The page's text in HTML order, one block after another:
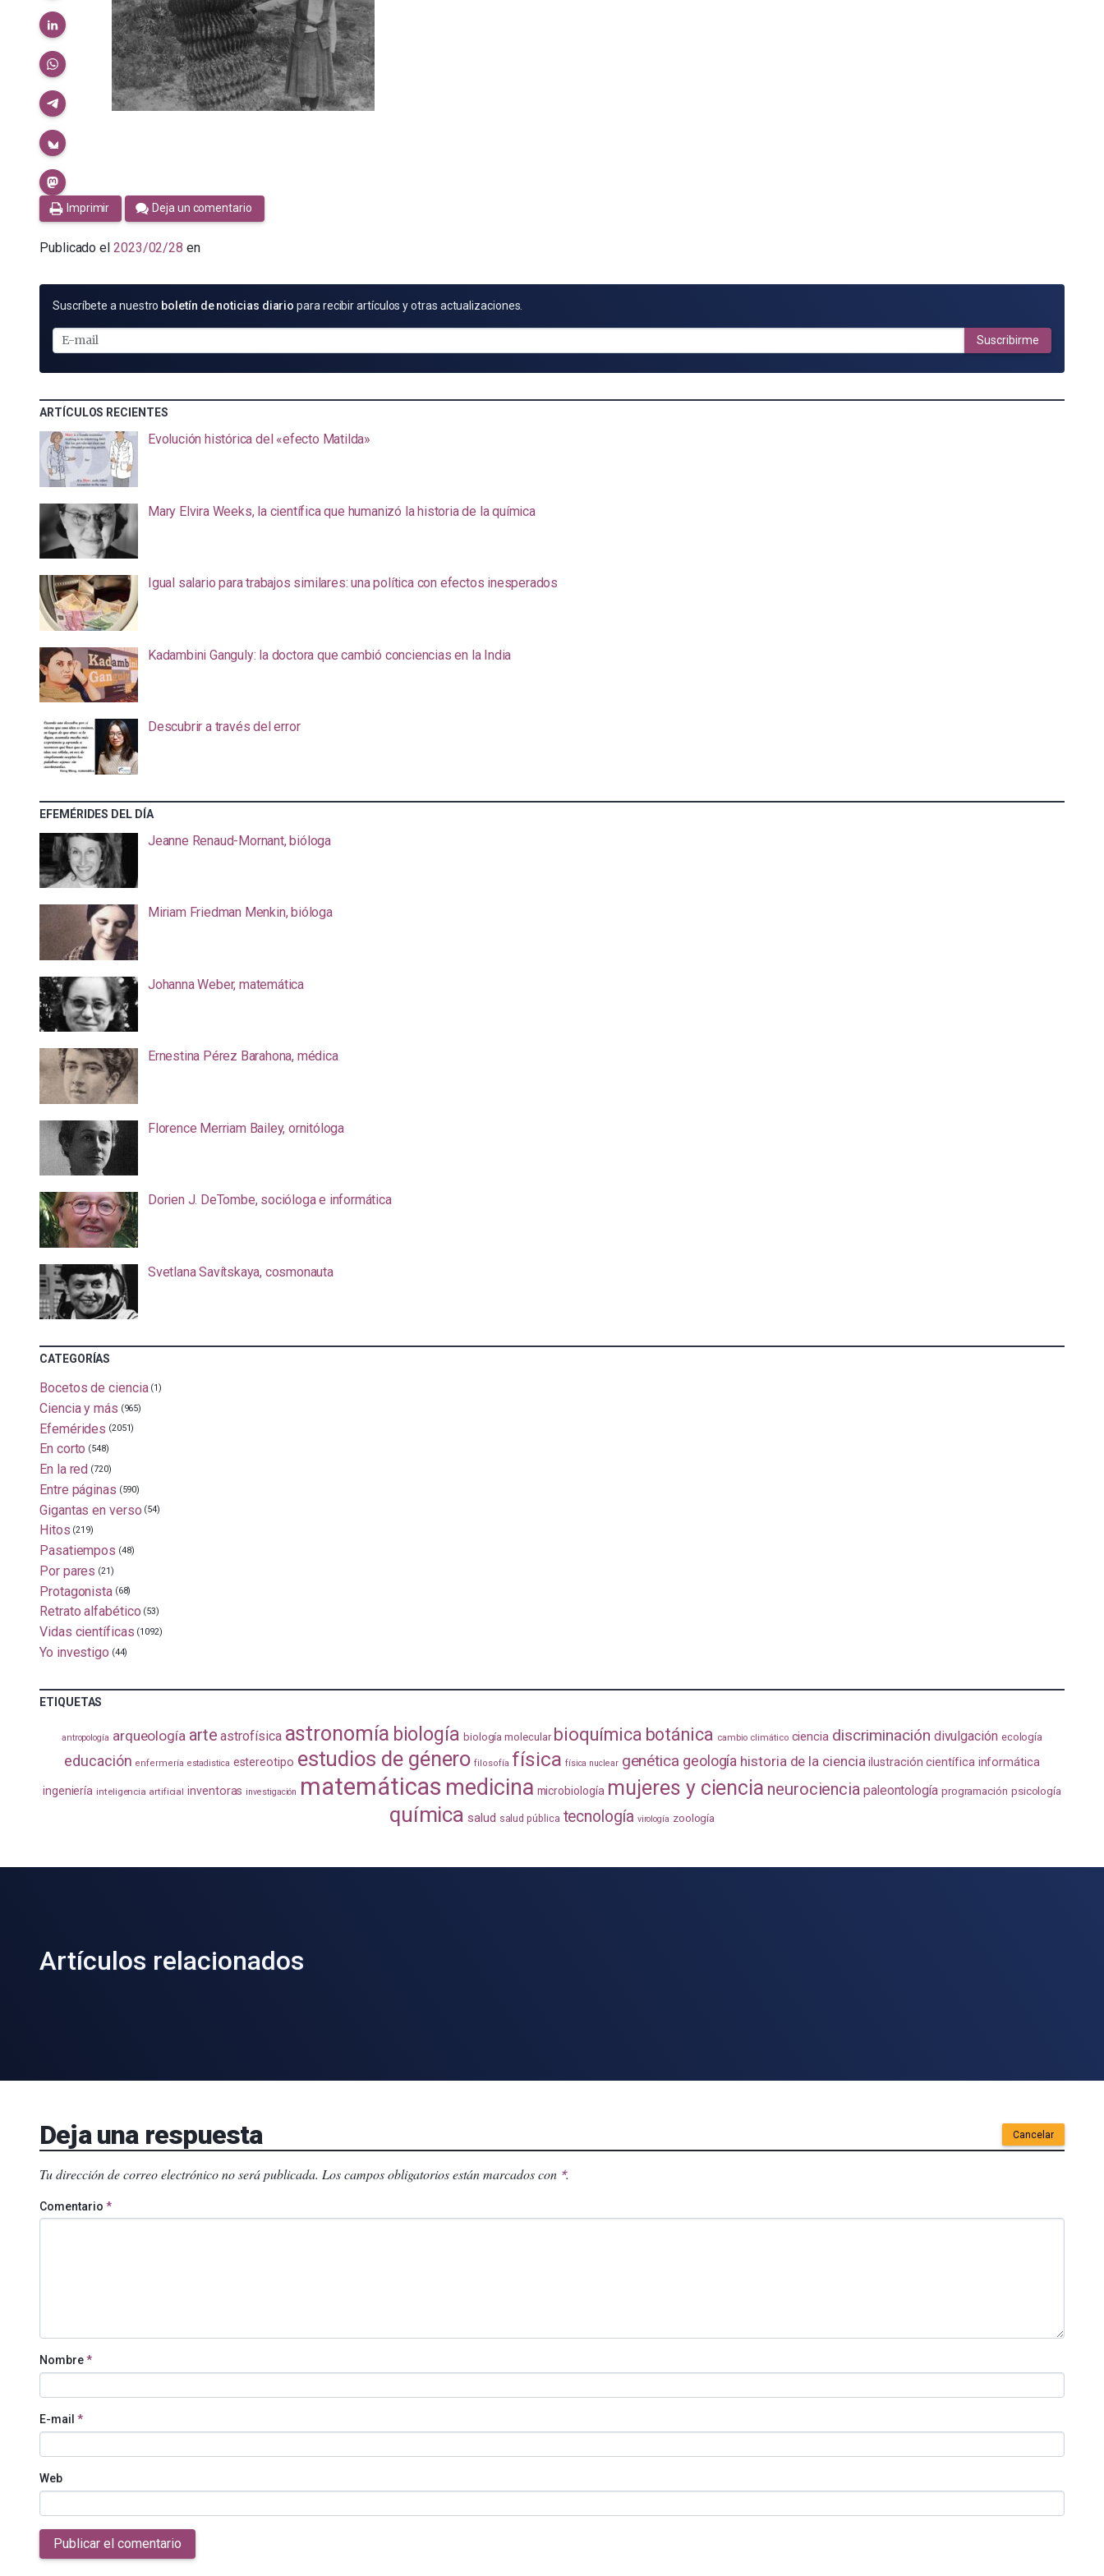
Imprimir Deja un comentario
Publicado el 2023/02/28 en
SUSCRÍBETE
E-
MAIL
Suscríbete a nuestro boletín de noticias diario para recibir artículos y otras actualizaciones.
Suscribirme
ARTÍCULOS RECIENTES
Evolución histórica del «efecto Matilda»
Mary Elvira Weeks, la científica que humanizó la historia de la química
Igual salario para trabajos similares: una política con efectos inesperados
Kadambini Ganguly: la doctora que cambió conciencias en la India
Descubrir a través del error
EFEMÉRIDES DEL DÍA
Jeanne Renaud-Mornant, bióloga
Miriam Friedman Menkin, bióloga
Johanna Weber, matemática
Ernestina Pérez Barahona, médica
Florence Merriam Bailey, ornitóloga
Dorien J. DeTombe, socióloga e informática
Svetlana Savítskaya, cosmonauta
CATEGORÍAS
Bocetos de ciencia (1)
Ciencia y más (965)
Efemérides (2051)
En corto (548)
En la red (720)
Entre páginas (590)
Gigantas en verso (54)
Hitos (219)
Pasatiempos (48)
Por pares (21)
Protagonista (68)
Retrato alfabético (53)
Vidas científicas (1092)
Yo investigo (44)
ETIQUETAS
antropología arqueología arte astrofísica astronomía biología biología molecular bioquímica botánica cambio climático ciencia discriminación divulgación ecología
educación enfermería estadistica estereotipo estudios de género filosofía física física nuclear genética geología historia de la ciencia ilustración científica informática
ingeniería inteligencia artificial inventoras investigación matemáticas medicina microbiología mujeres y ciencia neurociencia paleontología programación psicología
química salud salud pública tecnología virología zoología
Artículos relacionados
Deja una respuesta Cancelar
Tu dirección de correo electrónico no será publicada. Los campos obligatorios están marcados con *.
Comentario *
Nombre*
E-mail *
Web
Publicar el comentario